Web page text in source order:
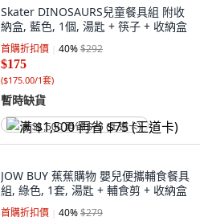
Skater DINOSAURS兒童餐具組 附收
納盒, 藍色, 1個, 湯匙 + 筷子 + 收納盒
首購折扣價 40%$292
$175
($175.00/1套)
暫時缺貨
满 $1,500 再省 $75 (王道卡)
JOW BUY 蕉蕉購物 嬰兒便攜輔食餐具
組, 綠色, 1套, 湯匙 + 輔食剪 + 收納盒
首購折扣價 40%$279